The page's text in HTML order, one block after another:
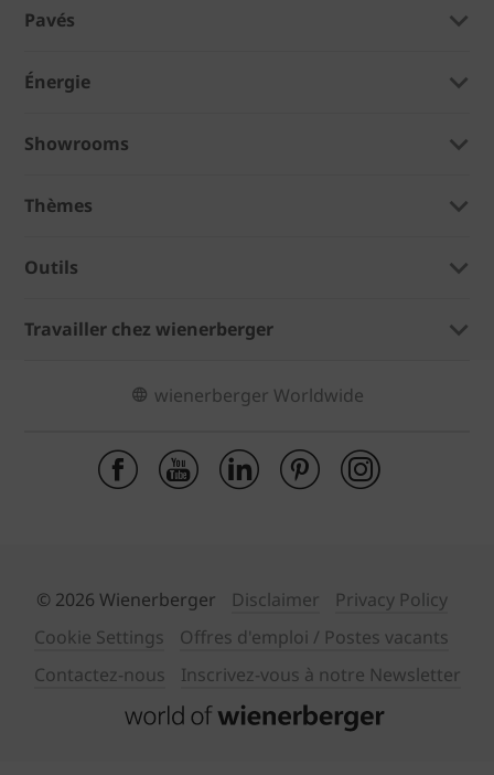
Pavés
Énergie
Showrooms
Thèmes
Outils
Travailler chez wienerberger
wienerberger Worldwide
© 2026 Wienerberger Disclaimer
Privacy Policy
Cookie Settings
Offres d'emploi / Postes vacants
Contactez-nous
Inscrivez-vous à notre Newsletter